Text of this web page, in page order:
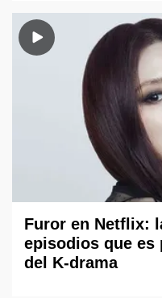
Furor en Netflix:
episodios que es
del K-drama